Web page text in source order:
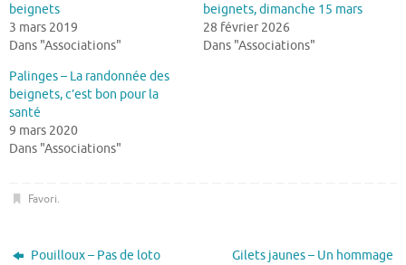
beignets
3 mars 2019
Dans "Associations"
beignets, dimanche 15 mars
28 février 2026
Dans "Associations"
Palinges – La randonnée des
beignets, c’est bon pour la
santé
9 mars 2020
Dans "Associations"
Favori.
Pouilloux – Pas de loto
Gilets jaunes – Un hommage